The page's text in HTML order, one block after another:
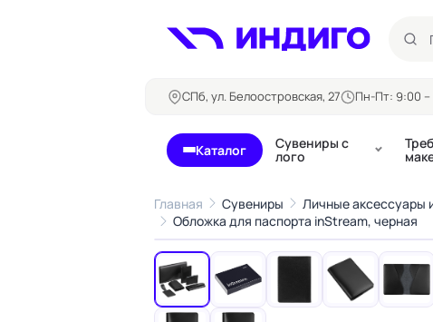
СПб, ул. Белоостровская, 27 Пн-Пт: 9:00 –
Каталог
Бланки и формуляры
Блокноты
Бейджи
Визитки
Билеты, купоны
Буклеты
Карточные
Сувениры с
лого
Главная Сувениры Личные аксессуары
Обложка для паспорта inStream, черная
‹